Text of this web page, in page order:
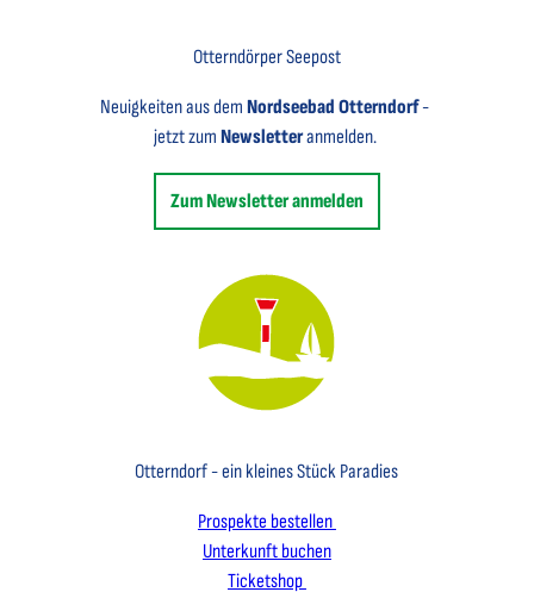
Otterndörper Seepost
Neuigkeiten aus demNordseebad Otterndorf-
jetzt zum Newsletteranmelden.
Zum Newsletter anmelden
Otterndorf - ein kleines Stück Paradies
Prospekte bestellen
Unterkunft buchen
Ticketshop